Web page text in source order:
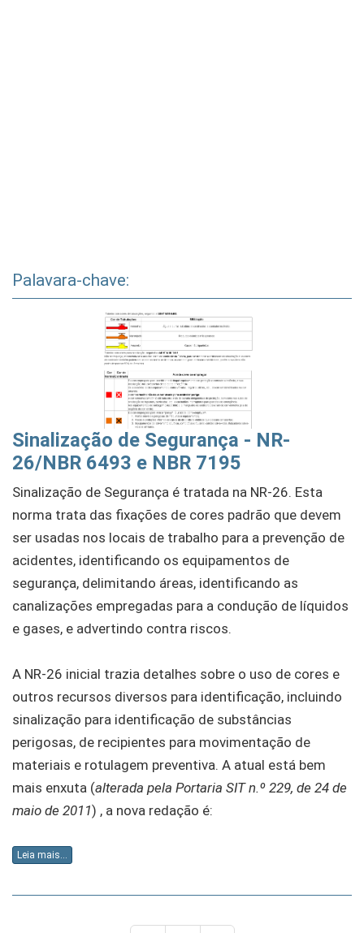
Palavara-chave:
Sinalização de Segurança - NR-
26/NBR 6493 e NBR 7195
Sinalização de Segurança é tratada na NR-26. Esta
norma trata das fixações de cores padrão que devem
ser usadas nos locais de trabalho para a prevenção de
acidentes, identificando os equipamentos de
segurança, delimitando áreas, identificando as
canalizações empregadas para a condução de líquidos
e gases, e advertindo contra riscos.
A NR-26 inicial trazia detalhes sobre o uso de cores e
outros recursos diversos para identificação, incluindo
sinalização para identificação de substâncias
perigosas, de recipientes para movimentação de
materiais e rotulagem preventiva. A atual está bem
mais enxuta (alterada pela Portaria SIT n.º 229, de 24 de
maio de 2011) , a nova redação é:
Leia mais...